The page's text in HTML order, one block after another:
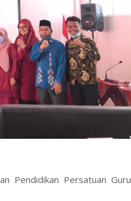
Pendidikan Persatuan Guru